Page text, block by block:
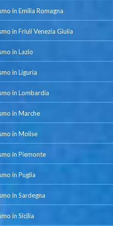
in Emilia Romagna
in Friuli Venezia Giulia
in Lazio
in Liguria
in Lombardia
in Marche
in Molise
in Piemonte
in Puglia
in Sardegna
in Sicilia